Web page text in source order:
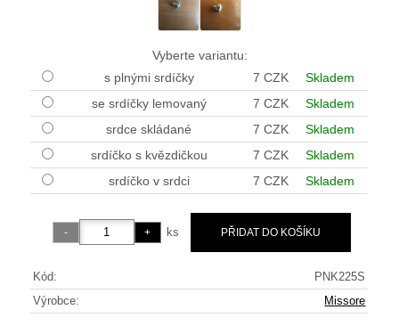
Vyberte variantu:
s plnými srdíčky
7 CZK
Skladem
se srdíčky lemovaný
7 CZK
Skladem
srdce skládané
7 CZK
Skladem
srdíčko s kvězdičkou
7 CZK
Skladem
srdíčko v srdci
7 CZK Skladem
ks
Kód:
PNK225S
Výrobce:
Missore